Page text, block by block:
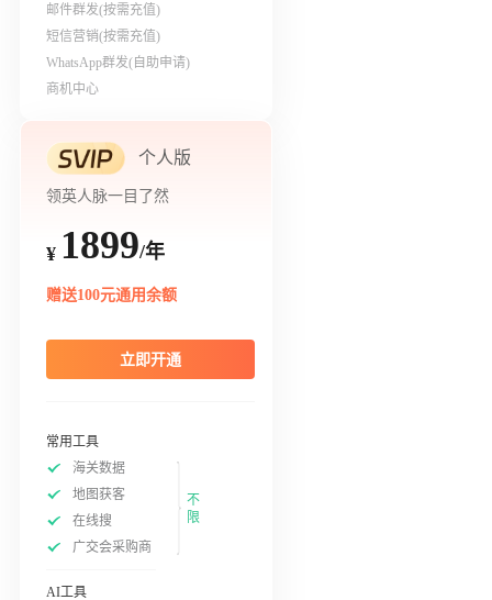
邮件群发(按需充值)
短信营销(按需充值)
WhatsApp群发(自助申请)
商机中心
个人版
领英人脉一目了然
¥ 1899/年
赠送100元通用余额
立即开通
常用工具
海关数据
地图获客
在线搜
广交会采购商
不
限
AI工具